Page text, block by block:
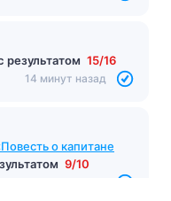
результатом 15/16
14 минут назад
о капитане
9/10